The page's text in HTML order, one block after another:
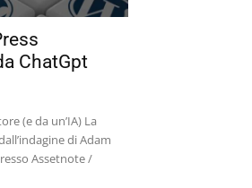
ChatGpt
(e da un’IA) La
di Adam
Assetnote /